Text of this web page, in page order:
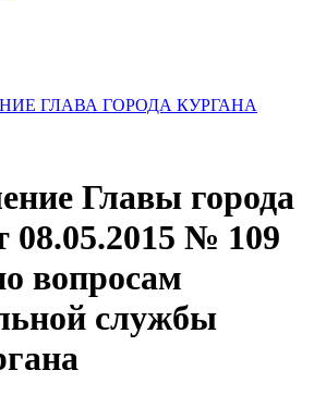
ГЛАВА ГОРОДА КУРГАНА
Главы города
08.05.2015 № 109
вопросам
службы